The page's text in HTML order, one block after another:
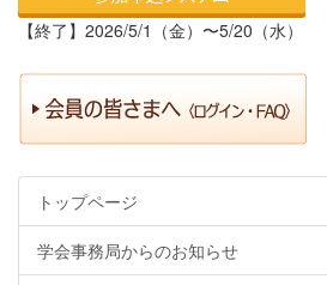
【終了】2026/5/1（金）〜5/20（水）
トップページ
学会事務局からのお知らせ